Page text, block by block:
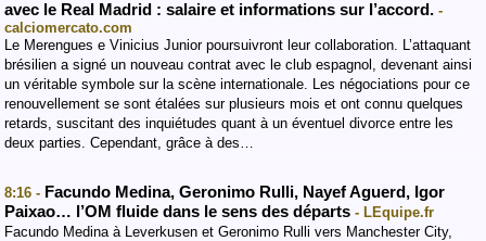
avec le Real Madrid : salaire et informations sur l’accord. -
calciomercato.com
Le Merengues e Vinicius Junior poursuivront leur collaboration. L’attaquant
brésilien a signé un nouveau contrat avec le club espagnol, devenant ainsi
un véritable symbole sur la scène internationale. Les négociations pour ce
renouvellement se sont étalées sur plusieurs mois et ont connu quelques
retards, suscitant des inquiétudes quant à un éventuel divorce entre les
deux parties. Cependant, grâce à des…
8:16 - Facundo Medina, Geronimo Rulli, Nayef Aguerd, Igor
Paixao… l’OM fluide dans le sens des départs - LEquipe.fr
Facundo Medina à Leverkusen et Geronimo Rulli vers Manchester City,